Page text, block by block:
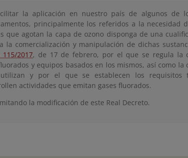
la aplicación en nuestro país de algunos de
principalmente los referidos a la necesidad
que agotan la capa de ozono disponga de una
la comercialización y manipulación de dichas
115/2017, de 17 de febrero, por el que se regula la
y equipos basados en los mismos, así como la
y por el que se establecen los requisitos
actividades que emitan gases fluorados.
la modificación de este Real Decreto.